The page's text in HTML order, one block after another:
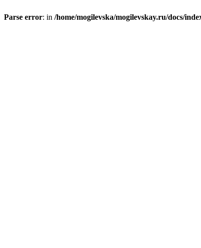
Parse error: in /home/mogilevska/mogilevskay.ru/docs/